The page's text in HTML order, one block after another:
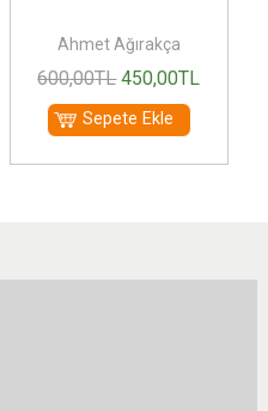
Ahmet Ağırakça
600,00TL 450,00TL
Sepete Ekle